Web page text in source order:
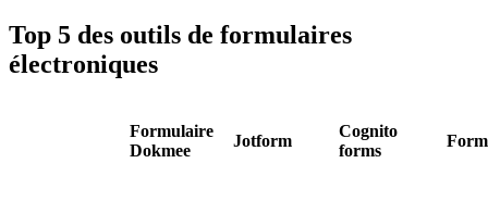
Top 5 des outils de formulaires
électroniques
Formulaire
Dokmee
Jotform
Cognito
forms